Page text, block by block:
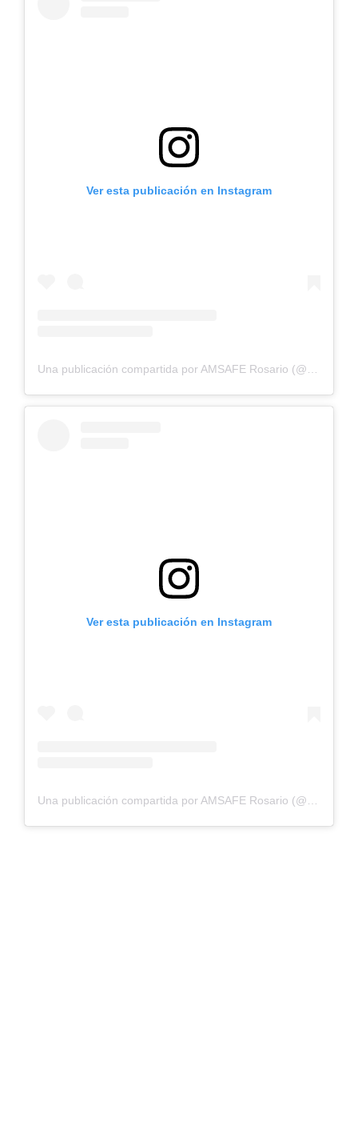
Ver esta publicación en Instagram
Ver esta publicación en Instagram